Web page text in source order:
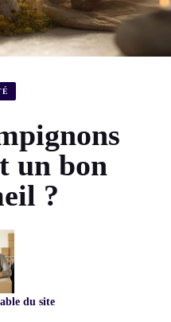
un bon
?
du site